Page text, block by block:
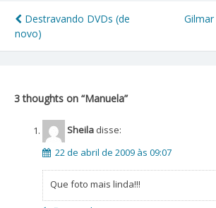
Navegação
de
Destravando DVDs (de
novo)
3 thoughts on “Manuela”
Sheila disse:
22 de abril de 2009 às 09:07
Que foto mais linda!!!